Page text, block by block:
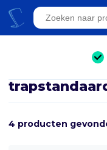
kaarthouders
4 producten